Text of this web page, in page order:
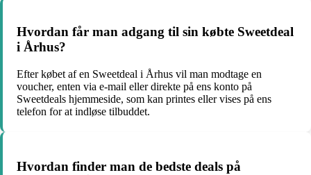
Hvordan får man adgang til sin købte Sweetdeal
i Århus?
Efter købet af en Sweetdeal i Århus vil man modtage en
voucher, enten via e-mail eller direkte på ens konto på
Sweetdeals hjemmeside, som kan printes eller vises på ens
telefon for at indløse tilbuddet.
Hvordan finder man de bedste deals på